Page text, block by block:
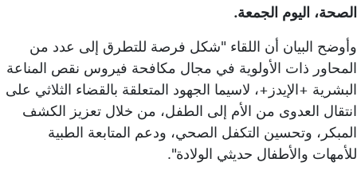
الصحة، اليوم الجمعة.
وأوضح البيان أن اللقاء "شكل فرصة للتطرق إلى عدد من
المحاور ذات الأولوية في مجال مكافحة فيروس نقص المناعة
البشرية +الإيدز+، لاسيما الجهود المتعلقة بالقضاء الثلاثي على
انتقال العدوى من الأم إلى الطفل، من خلال تعزيز الكشف
المبكر، وتحسين التكفل الصحي، ودعم المتابعة الطبية
للأمهات والأطفال حديثي الولادة".